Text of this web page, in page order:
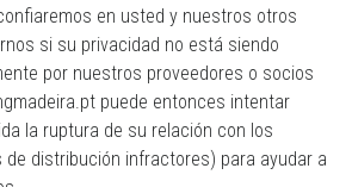
en usted y nuestros otros
si su privacidad no está siendo
por nuestros proveedores o socios
puede entonces intentar
la ruptura de su relación con los
de distribución infractores) para ayudar a